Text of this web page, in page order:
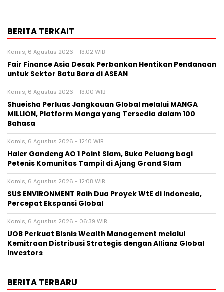
BERITA TERKAIT
Kamis, 6 Agustus 2026 - 13:02 WIB
Fair Finance Asia Desak Perbankan Hentikan Pendanaan
untuk Sektor Batu Bara di ASEAN
Kamis, 6 Agustus 2026 - 13:00 WIB
Shueisha Perluas Jangkauan Global melalui MANGA
MILLION, Platform Manga yang Tersedia dalam 100
Bahasa
Kamis, 6 Agustus 2026 - 12:10 WIB
Haier Gandeng AO 1 Point Slam, Buka Peluang bagi
Petenis Komunitas Tampil di Ajang Grand Slam
Kamis, 6 Agustus 2026 - 12:08 WIB
SUS ENVIRONMENT Raih Dua Proyek WtE di Indonesia,
Percepat Ekspansi Global
Kamis, 6 Agustus 2026 - 06:39 WIB
UOB Perkuat Bisnis Wealth Management melalui
Kemitraan Distribusi Strategis dengan Allianz Global
Investors
BERITA TERBARU